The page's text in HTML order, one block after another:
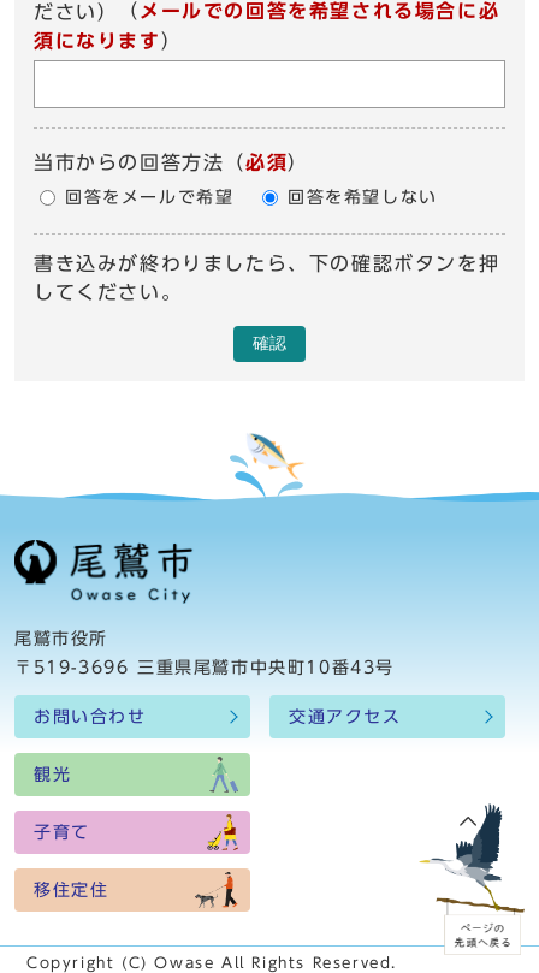
ださい）
（ メールでの回答を希望される場合に必
須になります ）
当市からの回答方法 （必須）
回答をメールで希望 回答を希望しない
書き込みが終わりましたら、下の確認ボタンを押
してください。
確認
尾鷲市役所
〒519-3696 三重県尾鷲市中央町10番43号
お問い合わせ 交通アクセス
観光
子育て
移住定住
Copyright (C) Owase All Rights Reserved.